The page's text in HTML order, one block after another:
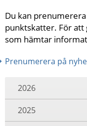
Du kan
punktskatter. För att
som hämtar
Prenumerera på
2026
2025